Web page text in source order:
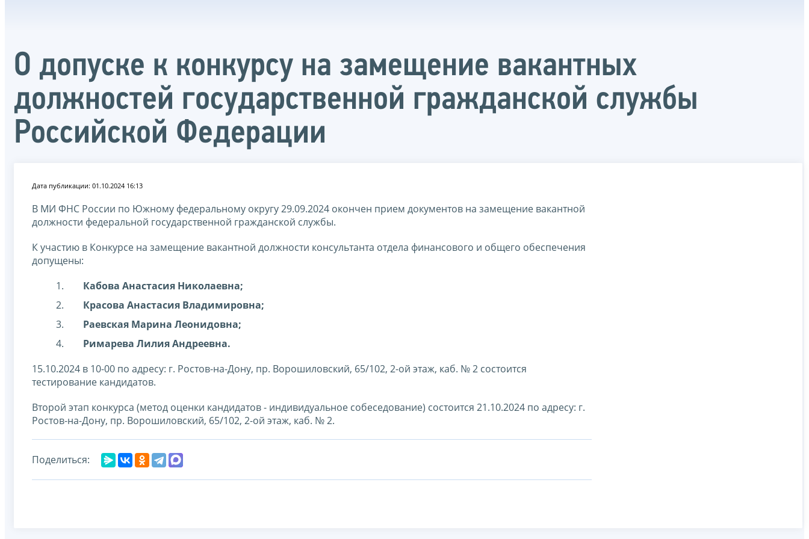
О допуске к конкурсу на замещение вакантных
должностей государственной гражданской службы
Российской Федерации
Дата публикации: 01.10.2024 16:13
В МИ ФНС России по Южному федеральному округу 29.09.2024 окончен прием документов на замещение вакантной
должности федеральной государственной гражданской службы.
К участию в Конкурсе на замещение вакантной должности консультанта отдела финансового и общего обеспечения
допущены:
Кабова Анастасия Николаевна;
Красова Анастасия Владимировна;
Раевская Марина Леонидовна;
Римарева Лилия Андреевна.
15.10.2024 в 10-00 по адресу: г. Ростов-на-Дону, пр. Ворошиловский, 65/102, 2-ой этаж, каб. № 2 состоится
тестирование кандидатов.
Второй этап конкурса (метод оценки кандидатов - индивидуальное собеседование) состоится 21.10.2024 по адресу: г.
Ростов-на-Дону, пр. Ворошиловский, 65/102, 2-ой этаж, каб. № 2.
Поделиться: